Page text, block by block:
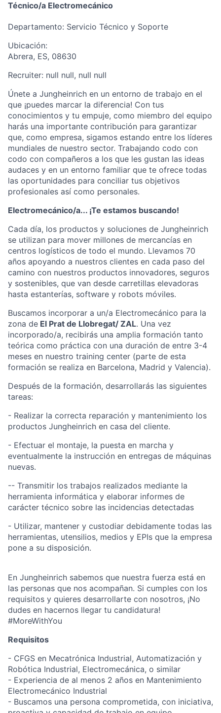
Técnico/a Electromecánico
Departamento: Servicio Técnico y Soporte
Ubicación:
Abrera, ES, 08630
Recruiter: null null, null null
Únete a Jungheinrich en un entorno de trabajo en el
que ¡puedes marcar la diferencia! Con tus
conocimientos y tu empuje, como miembro del equipo
harás una importante contribución para garantizar
que, como empresa, sigamos estando entre los líderes
mundiales de nuestro sector. Trabajando codo con
codo con compañeros a los que les gustan las ideas
audaces y en un entorno familiar que te ofrece todas
las oportunidades para conciliar tus objetivos
profesionales así como personales.
Electromecánico/a... ¡Te estamos buscando!
Cada día, los productos y soluciones de Jungheinrich
se utilizan para mover millones de mercancías en
centros logísticos de todo el mundo. Llevamos 70
años apoyando a nuestros clientes en cada paso del
camino con nuestros productos innovadores, seguros
y sostenibles, que van desde carretillas elevadoras
hasta estanterías, software y robots móviles.
Buscamos incorporar a un/a Electromecánico para la
zona de El Prat de Llobregat/ ZAL. Una vez
incorporado/a, recibirás una amplia formación tanto
teórica como práctica con una duración de entre 3-4
meses en nuestro training center (parte de esta
formación se realiza en Barcelona, Madrid y Valencia).
Después de la formación, desarrollarás las siguientes
tareas:
- Realizar la correcta reparación y mantenimiento los
productos Jungheinrich en casa del cliente.
- Efectuar el montaje, la puesta en marcha y
eventualmente la instrucción en entregas de máquinas
nuevas.
-- Transmitir los trabajos realizados mediante la
herramienta informática y elaborar informes de
carácter técnico sobre las incidencias detectadas
- Utilizar, mantener y custodiar debidamente todas las
herramientas, utensilios, medios y EPIs que la empresa
pone a su disposición.
En Jungheinrich sabemos que nuestra fuerza está en
las personas que nos acompañan. Si cumples con los
requisitos y quieres desarrollarte con nosotros, ¡No
dudes en hacernos llegar tu candidatura!
#MoreWithYou
Requisitos
- CFGS en Mecatrónica Industrial, Automatización y
Robótica Industrial, Electromecánica, o similar
- Experiencia de al menos 2 años en Mantenimiento
Electromecánico Industrial
- Buscamos una persona comprometida, con iniciativa,